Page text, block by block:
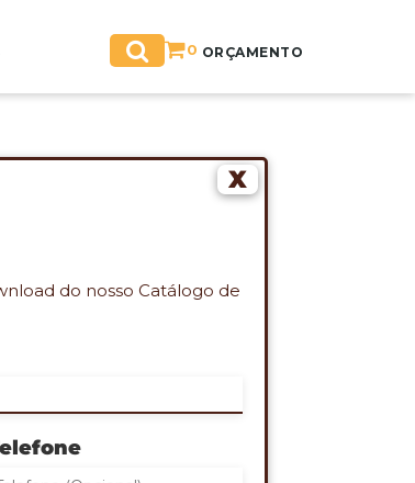
do nosso Catálogo de
X
0 ORÇAMENTO
ORÇAMENTO: